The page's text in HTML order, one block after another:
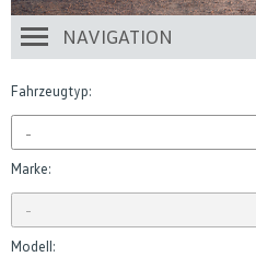
NAVIGATION
Fahrzeugtyp:
Marke:
Modell: